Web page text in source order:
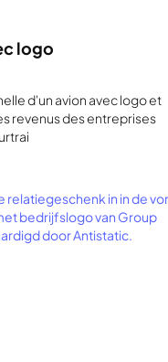
logo
d'un avion avec logo et
revenus des entreprises
les projets